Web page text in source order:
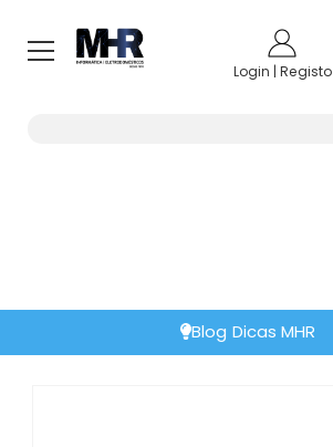
Login | Registo
Blog Dicas MHR